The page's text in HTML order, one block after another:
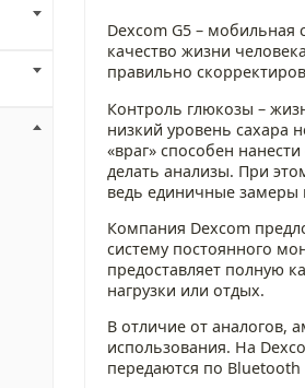
Dexcom G5 – мобильная
качество жизни
правильно
Контроль глюкозы –
низкий уровень сахара
«враг» способен
делать анализы. При
ведь единичные замеры
Компания Dexcom
систему постоянного
предоставляет полную
нагрузки или отдых.
В отличие от аналогов,
использования. На
передаются по